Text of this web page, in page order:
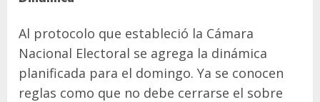
Al protocolo que estableció la Cámara
Nacional Electoral se agrega la dinámica
planificada para el domingo. Ya se conocen
reglas como que no debe cerrarse el sobre